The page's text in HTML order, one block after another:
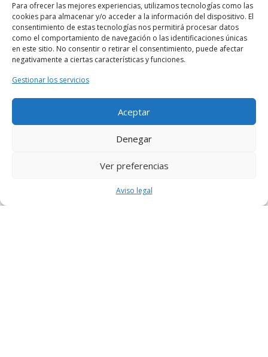
Para ofrecer las mejores experiencias, utilizamos tecnologías como las
cookies para almacenar y/o acceder a la información del dispositivo. El
consentimiento de estas tecnologías nos permitirá procesar datos
como el comportamiento de navegación o las identificaciones únicas
en este sitio. No consentir o retirar el consentimiento, puede afectar
negativamente a ciertas características y funciones.
Gestionar los servicios
Aceptar
Denegar
Ver preferencias
Aviso legal